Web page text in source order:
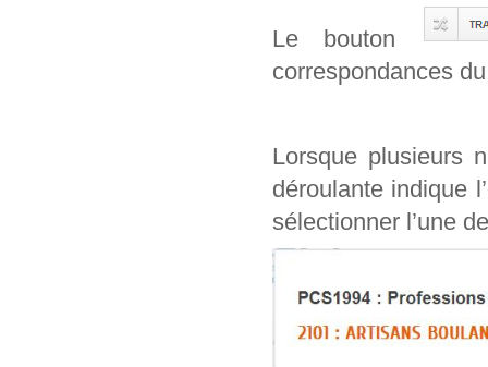
Le bouton
correspondances
Lorsque plusieurs
déroulante indique
sélectionner l’une